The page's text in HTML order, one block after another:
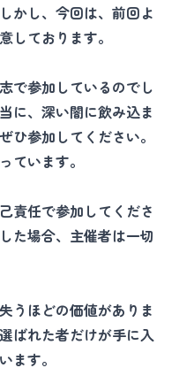
かし、今回は、前回よ
しております。
で参加しているのでし
に、深い闇に飲み込ま
ひ参加してください。
ています。
責任で参加してくださ
た場合、主催者は一切
うほどの価値がありま
ばれた者だけが手に入
ます。